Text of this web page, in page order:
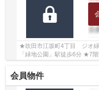
★吹田市江坂町4丁目 ジオ
「緑地公園」駅徒歩6分 ★7
望良好♪ ★専有面積68.23㎡
会員物件